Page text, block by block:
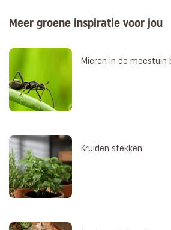
Meer groene inspiratie voor jou
Mieren in de moestuin
Kruiden stekken